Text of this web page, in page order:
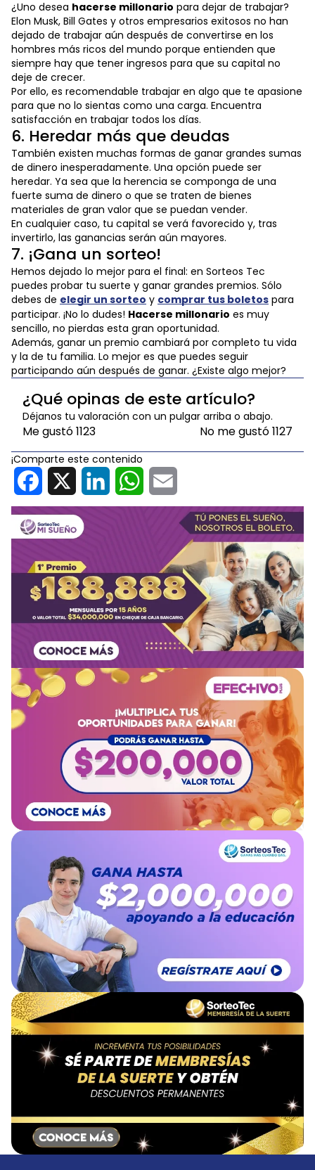
¿Uno desea hacerse millonario para dejar de trabajar?
Elon Musk, Bill Gates y otros empresarios exitosos no han
dejado de trabajar aún después de convertirse en los
hombres más ricos del mundo porque entienden que
siempre hay que tener ingresos para que su capital no
deje de crecer.
Por ello, es recomendable trabajar en algo que te apasione
para que no lo sientas como una carga. Encuentra
satisfacción en trabajar todos los días.
6. Heredar más que deudas
También existen muchas formas de ganar grandes sumas
de dinero inesperadamente. Una opción puede ser
heredar. Ya sea que la herencia se componga de una
fuerte suma de dinero o que se traten de bienes
materiales de gran valor que se puedan vender.
En cualquier caso, tu capital se verá favorecido y, tras
invertirlo, las ganancias serán aún mayores.
7. ¡Gana un sorteo!
Hemos dejado lo mejor para el final: en Sorteos Tec
puedes probar tu suerte y ganar grandes premios. Sólo
debes de elegir un sorteo y comprar tus boletos para
participar. ¡No lo dudes! Hacerse millonario es muy
sencillo, no pierdas esta gran oportunidad.
Además, ganar un premio cambiará por completo tu vida
y la de tu familia. Lo mejor es que puedes seguir
participando aún después de ganar. ¿Existe algo mejor?
¿Qué opinas de este artículo?
Déjanos tu valoración con un pulgar arriba o abajo.
Me gustó1123 No me gustó1127
¡Comparte este contenido
Facebook LinkedInWhatsApp